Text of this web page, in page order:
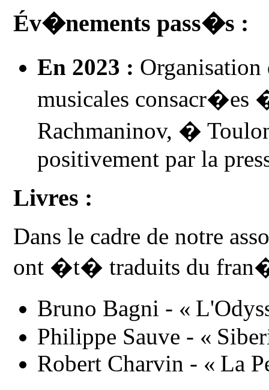
Év�nements pass�s :
En 2023 :
musicales
Rachmaninov, �
positivement par la
Livres :
Dans le cadre de notre
ont �t� traduits du
Bruno Bagni - «
Philippe Sauve - «
Robert Charvin - « La